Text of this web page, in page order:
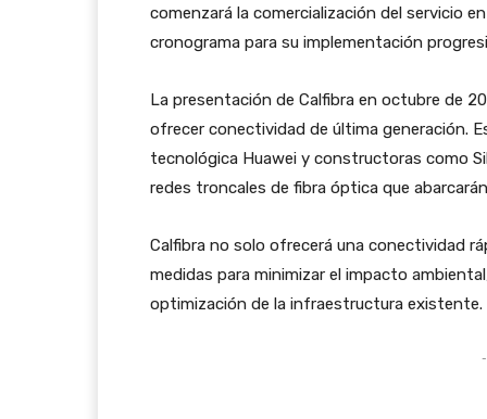
comenzará la comercialización del servicio
cronograma para su implementación
La presentación de Calfibra en octubre de
ofrecer conectividad de última generación.
tecnológica Huawei y constructoras como
redes troncales de fibra óptica que
Calfibra no solo ofrecerá una conectividad
medidas para minimizar el impacto
optimización de la infraestructura existente.